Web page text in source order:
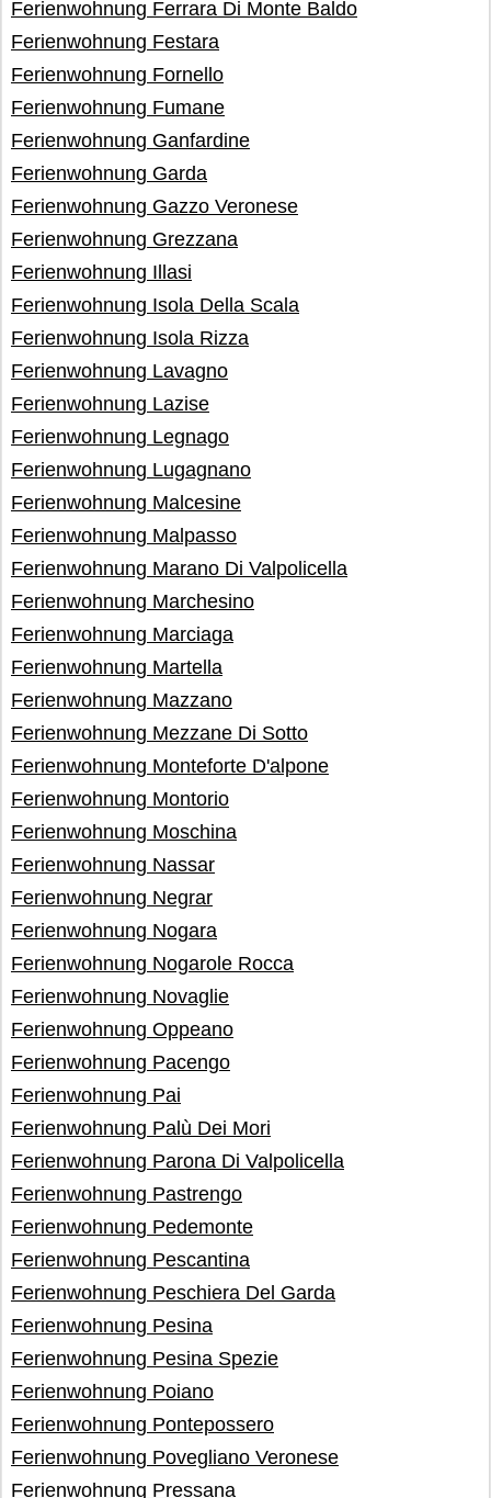
Ferienwohnung Ferrara Di Monte Baldo
Ferienwohnung Festara
Ferienwohnung Fornello
Ferienwohnung Fumane
Ferienwohnung Ganfardine
Ferienwohnung Garda
Ferienwohnung Gazzo Veronese
Ferienwohnung Grezzana
Ferienwohnung Illasi
Ferienwohnung Isola Della Scala
Ferienwohnung Isola Rizza
Ferienwohnung Lavagno
Ferienwohnung Lazise
Ferienwohnung Legnago
Ferienwohnung Lugagnano
Ferienwohnung Malcesine
Ferienwohnung Malpasso
Ferienwohnung Marano Di Valpolicella
Ferienwohnung Marchesino
Ferienwohnung Marciaga
Ferienwohnung Martella
Ferienwohnung Mazzano
Ferienwohnung Mezzane Di Sotto
Ferienwohnung Monteforte D'alpone
Ferienwohnung Montorio
Ferienwohnung Moschina
Ferienwohnung Nassar
Ferienwohnung Negrar
Ferienwohnung Nogara
Ferienwohnung Nogarole Rocca
Ferienwohnung Novaglie
Ferienwohnung Oppeano
Ferienwohnung Pacengo
Ferienwohnung Pai
Ferienwohnung Palù Dei Mori
Ferienwohnung Parona Di Valpolicella
Ferienwohnung Pastrengo
Ferienwohnung Pedemonte
Ferienwohnung Pescantina
Ferienwohnung Peschiera Del Garda
Ferienwohnung Pesina
Ferienwohnung Pesina Spezie
Ferienwohnung Poiano
Ferienwohnung Pontepossero
Ferienwohnung Povegliano Veronese
Ferienwohnung Pressana